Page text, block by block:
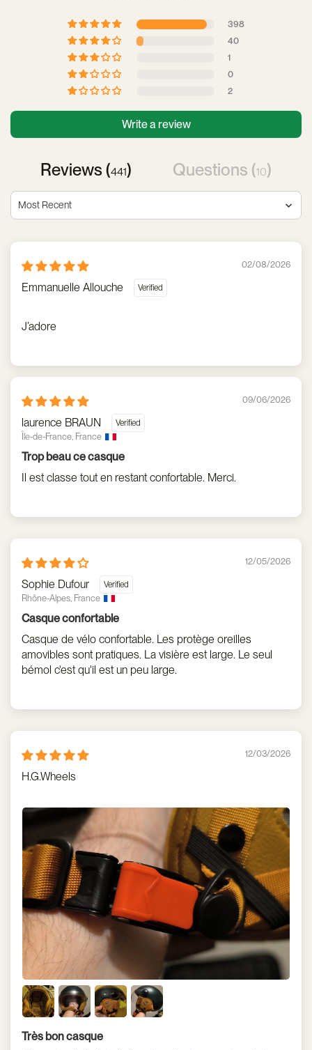
398
40
1
0
2
Write a review
Reviews (441) Questions (10)
Sort by
02/08/2026
Emmanuelle Allouche
J’adore
09/06/2026
laurence BRAUN
Île-de-France, France
Trop beau ce casque
Il est classe tout en restant confortable. Merci.
12/05/2026
Sophie Dufour
Rhône-Alpes, France
Casque confortable
Casque de vélo confortable. Les protège oreilles
amovibles sont pratiques. La visière est large. Le seul
bémol c'est qu'il est un peu large.
12/03/2026
H.G.Wheels
Très bon casque